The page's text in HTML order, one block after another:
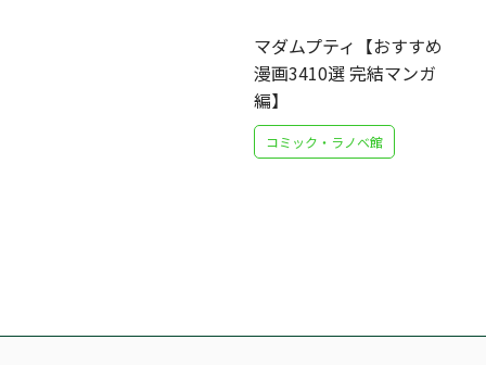
マダムプティ【おすすめ
漫画3410選 完結マンガ
編】
コミック・ラノベ館